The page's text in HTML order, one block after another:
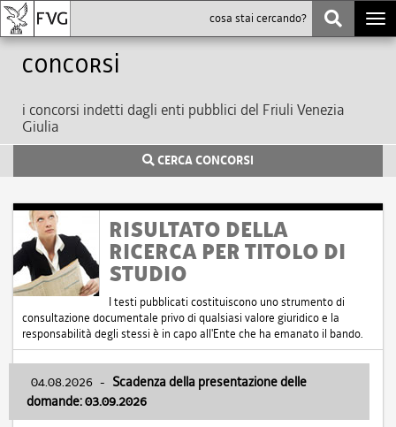
Concorsi
i concorsi indetti dagli enti pubblici del Friuli Venezia
Giulia
CERCA CONCORSI
RISULTATO DELLA
RICERCA PER TITOLO DI
STUDIO
I testi pubblicati costituiscono uno strumento di
consultazione documentale privo di qualsiasi valore giuridico e la
responsabilità degli stessi è in capo all'Ente che ha emanato il bando.
04.08.2026 - Scadenza della presentazione delle
domande: 03.09.2026